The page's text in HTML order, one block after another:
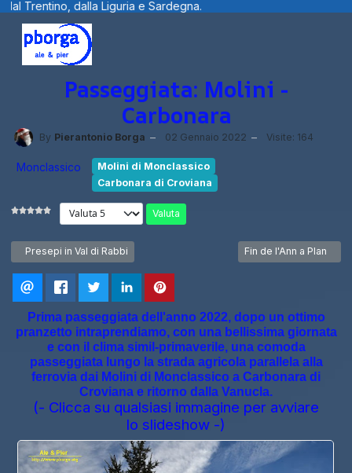
Benvenuti visitatori ...
Passeggiata: Molini -
Carbonara
By Pierantonio Borga 02 Gennaio 2022 Visite: 164
Monclassico
Molini di Monclassico
Carbonara di Croviana
Valuta
Articolo precedente: Presepi in Val di Rabbi
Presepi in Val di Rabbi Articolo successivo:
Fin de l'Ann a Plan
Prima passeggiata dell'anno 2022, dopo un ottimo
pranzetto intraprendiamo, con una bellissima giornata
e con il clima simil-primaverile, una comoda
passeggiata lungo la strada agricola parallela alla
ferrovia dai Molini di Monclassico a Carbonara di
Croviana e ritorno dalla Vanucla.
(- Clicca su qualsiasi immagine per avviare
lo slideshow -)